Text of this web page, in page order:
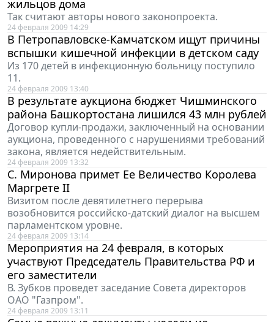
жильцов дома
Так считают авторы нового законопроекта.
24 февраля 2009 14:29
В Петропавловске-Камчатском ищут причины
вспышки кишечной инфекции в детском саду
Из 170 детей в инфекционную больницу поступило
11.
24 февраля 2009 13:40
В результате аукциона бюджет Чишминского
района Башкортостана лишился 43 млн рублей
Договор купли-продажи, заключенный на основании
аукциона, проведенного с нарушениями требований
закона, является недействительным.
24 февраля 2009 13:32
С. Миронова примет Ее Величество Королева
Маргрете II
Визитом после девятилетнего перерыва
возобновится российско-датский диалог на высшем
парламентском уровне.
24 февраля 2009 13:14
Мероприятия на 24 февраля, в которых
участвуют Председатель Правительства РФ и
его заместители
В. Зубков проведет заседание Совета директоров
ОАО "Газпром".
24 февраля 2009 13:11